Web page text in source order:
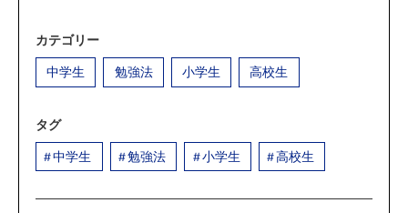
カテゴリー
中学生 勉強法 小学生 高校生
タグ
中学生 勉強法 小学生 高校生